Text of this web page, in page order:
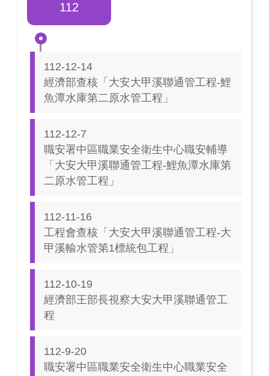
112
112-12-14
經濟部查核「大安大甲溪聯通管工程-鯉
魚潭水庫第二原水管工程」
112-12-7
職安署中區職業安全衛生中心職安輔導
「大安大甲溪聯通管工程-鯉魚潭水庫第
二原水管工程」
112-11-16
工程會查核「大安大甲溪聯通管工程-大
甲溪輸水管第1標統包工程」
112-10-19
經濟部王部長視察大安大甲溪聯通管工
程
112-9-20
職安署中區職業安全衛生中心職業安全